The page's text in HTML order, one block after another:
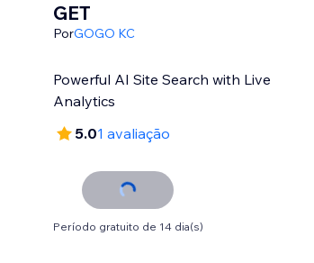
GET
PorGOGO KC
Powerful AI Site Search with Live
Analytics
5.01 avaliação
Período gratuito de 14 dia(s)